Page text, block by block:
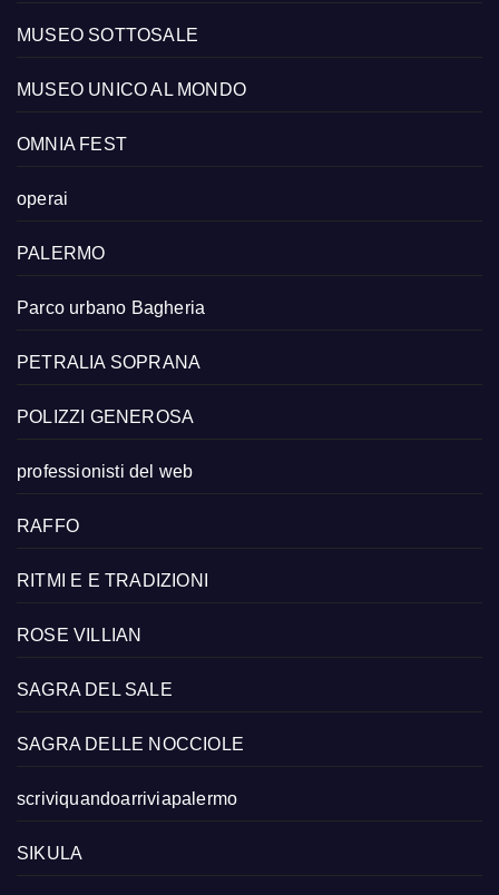
MUSEO SOTTOSALE
MUSEO UNICO AL MONDO
OMNIA FEST
operai
PALERMO
Parco urbano Bagheria
PETRALIA SOPRANA
POLIZZI GENEROSA
professionisti del web
RAFFO
RITMI E E TRADIZIONI
ROSE VILLIAN
SAGRA DEL SALE
SAGRA DELLE NOCCIOLE
scriviquandoarriviapalermo
SIKULA